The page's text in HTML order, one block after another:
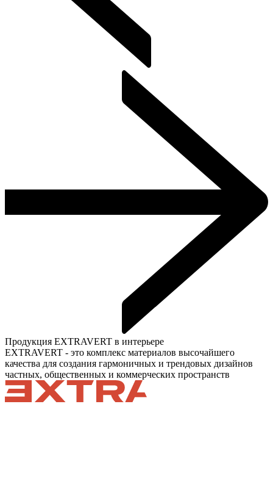
Продукция EXTRAVERT в интерьере
EXTRAVERT - это комплекс материалов высочайшего
качества для создания гармоничных и трендовых дизайнов
частных, общественных и коммерческих пространств